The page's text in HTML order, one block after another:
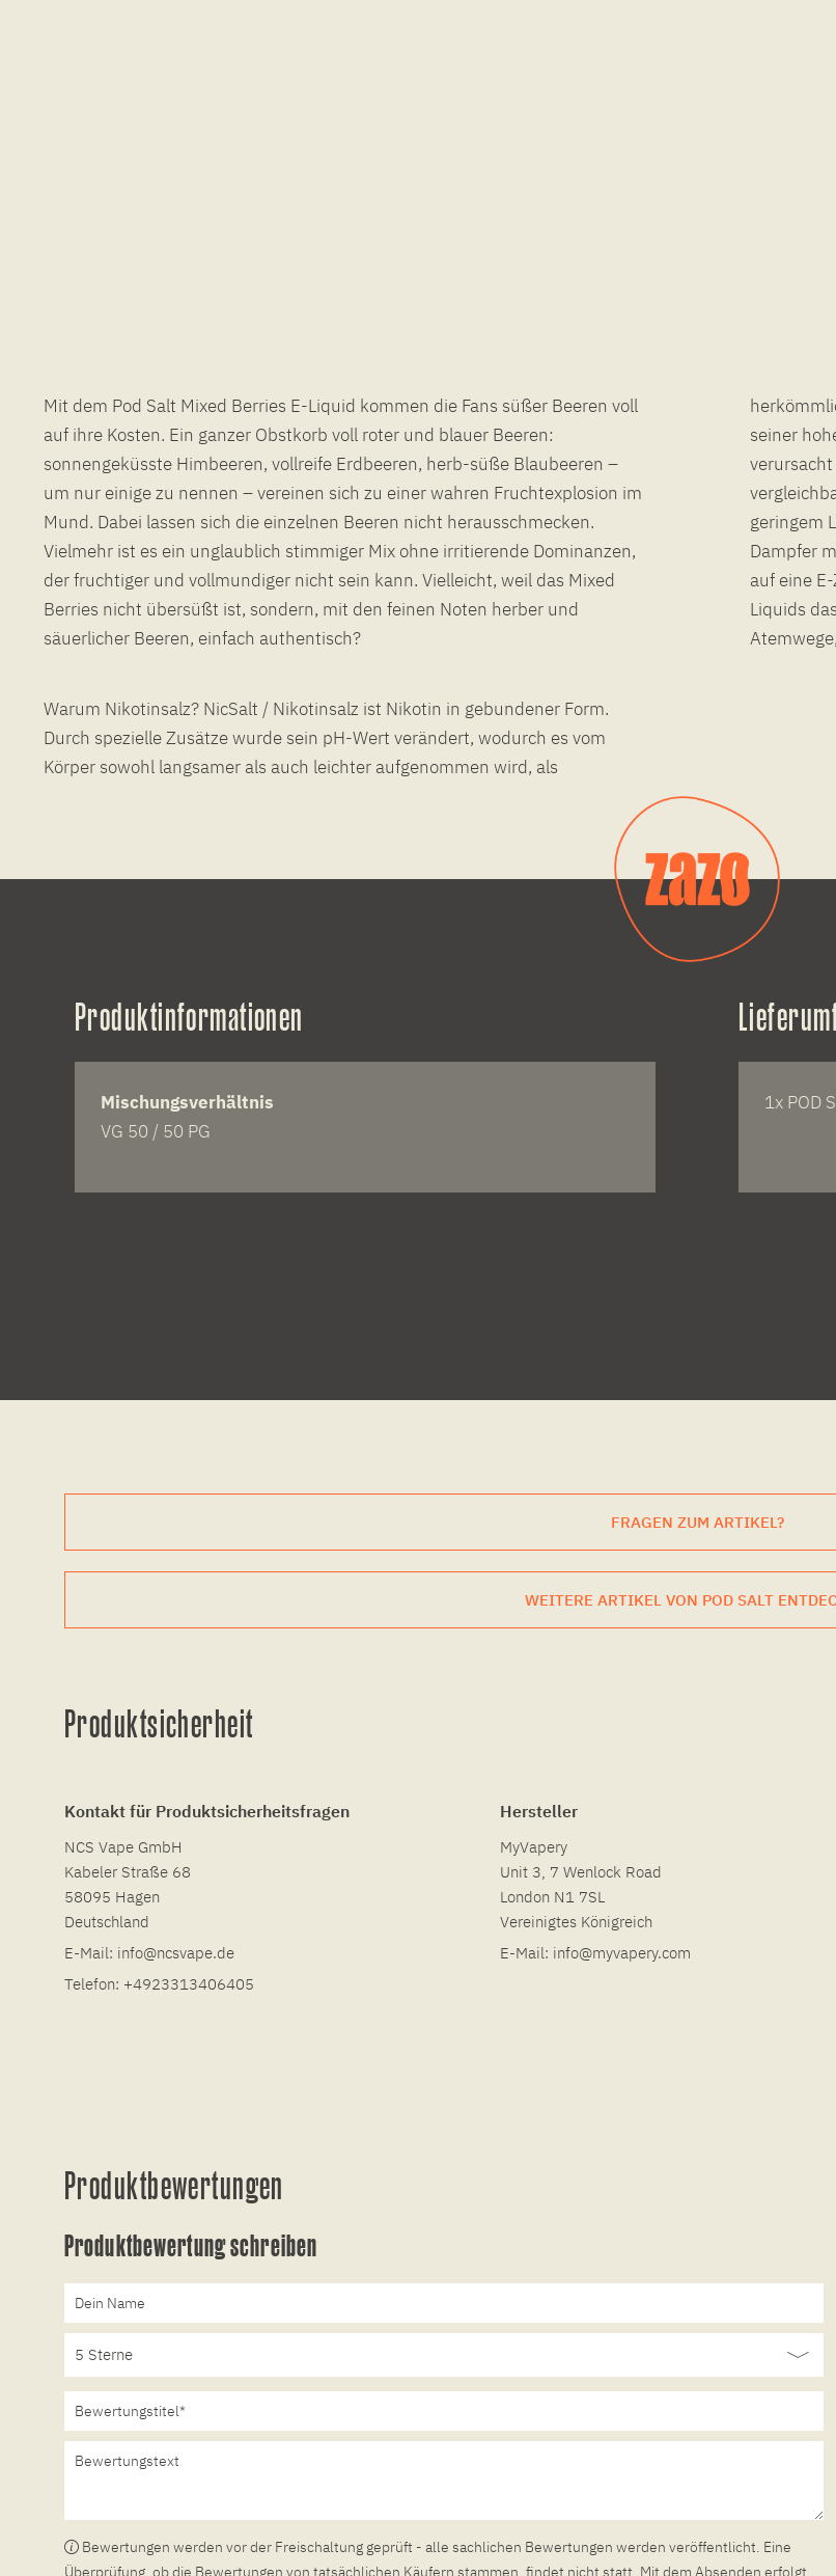
Mit dem Pod Salt Mixed Berries E-Liquid kommen die Fans süßer Beeren voll
auf ihre Kosten. Ein ganzer Obstkorb voll roter und blauer Beeren:
sonnengeküsste Himbeeren, vollreife Erdbeeren, herb-süße Blaubeeren –
um nur einige zu nennen – vereinen sich zu einer wahren Fruchtexplosion im
Mund. Dabei lassen sich die einzelnen Beeren nicht herausschmecken.
Vielmehr ist es ein unglaublich stimmiger Mix ohne irritierende Dominanzen,
der fruchtiger und vollmundiger nicht sein kann. Vielleicht, weil das Mixed
Berries nicht übersüßt ist, sondern, mit den feinen Noten herber und
säuerlicher Beeren, einfach authentisch?
Warum Nikotinsalz? NicSalt / Nikotinsalz ist Nikotin in gebundener Form.
Durch spezielle Zusätze wurde sein pH-Wert verändert, wodurch es vom
Körper sowohl langsamer als auch leichter aufgenommen wird, als
seiner
geringem
Dampfer
auf eine
Liquids
Produktinformationen
Mischungsverhältnis
VG 50 / 50 PG
1x POD
FRAGEN ZUM ARTIKEL?
WEITERE ARTIKEL VON POD SALT
Produktsicherheit
Kontakt für Produktsicherheitsfragen
NCS Vape GmbH
Kabeler Straße 68
58095 Hagen
Deutschland
E-Mail: info@ncsvape.de
Telefon: +4923313406405
Hersteller
MyVapery
Unit 3, 7 Wenlock Road
London N1 7SL
Vereinigtes Königreich
E-Mail: info@myvapery.com
Produktbewertungen
Produktbewertung schreiben
Bewertungen werden vor der Freischaltung geprüft - alle sachlichen Bewertungen werden veröffentlicht. Eine
Überprüfung, ob die Bewertungen von tatsächlichen Käufern stammen, findet nicht statt. Mit dem Absenden erfolgt